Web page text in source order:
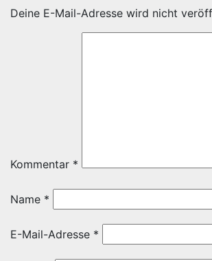
Deine E-Mail-Adresse wird nicht
Kommentar *
Name *
E-Mail-Adresse *